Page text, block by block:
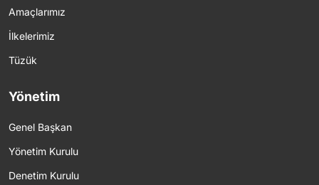
Amaçlarımız
İlkelerimiz
Tüzük
Yönetim
Genel Başkan
Yönetim Kurulu
Denetim Kurulu